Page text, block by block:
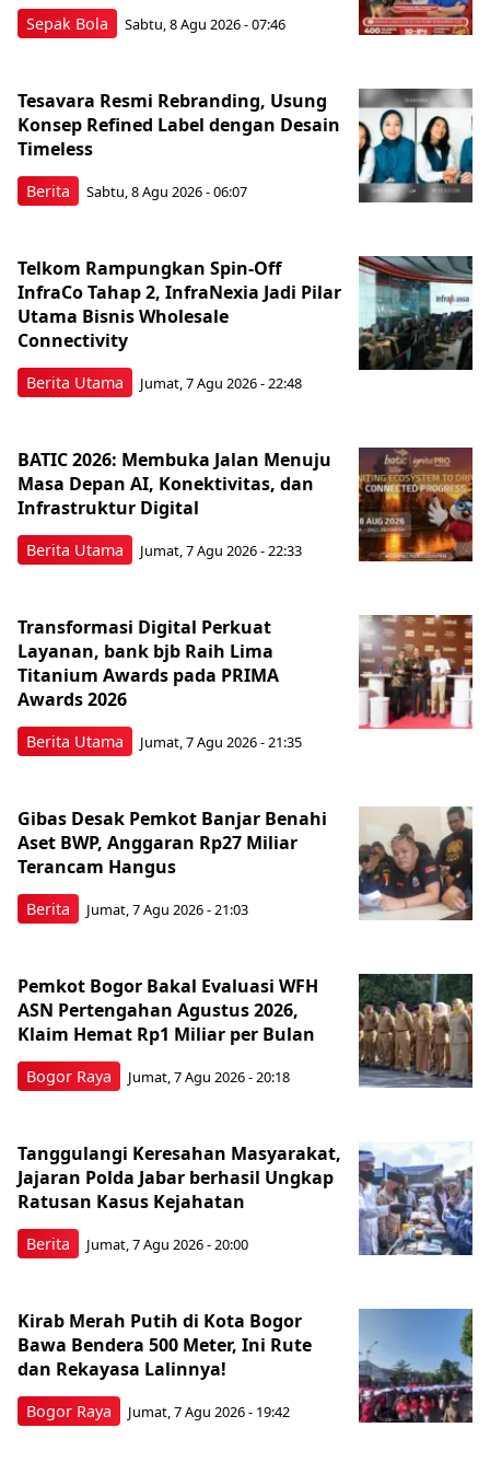
Sepak Bola Sabtu, 8 Agu 2026 - 07:46
Berita
Tesavara Resmi Rebranding, Usung
Konsep Refined Label dengan Desain
Timeless
Sabtu, 8 Agu 2026 - 06:07
Berita Utama
Telkom Rampungkan Spin-Off
InfraCo Tahap 2, InfraNexia Jadi Pilar
Utama Bisnis Wholesale
Connectivity
Jumat, 7 Agu 2026 - 22:48
Berita Utama
BATIC 2026: Membuka Jalan Menuju
Masa Depan AI, Konektivitas, dan
Infrastruktur Digital
Jumat, 7 Agu 2026 - 22:33
Berita Utama
Transformasi Digital Perkuat
Layanan, bank bjb Raih Lima
Titanium Awards pada PRIMA
Awards 2026
Jumat, 7 Agu 2026 - 21:35
Berita
Gibas Desak Pemkot Banjar Benahi
Aset BWP, Anggaran Rp27 Miliar
Terancam Hangus
Jumat, 7 Agu 2026 - 21:03
Bogor Raya
Pemkot Bogor Bakal Evaluasi WFH
ASN Pertengahan Agustus 2026,
Klaim Hemat Rp1 Miliar per Bulan
Jumat, 7 Agu 2026 - 20:18
Berita
Tanggulangi Keresahan Masyarakat,
Jajaran Polda Jabar berhasil Ungkap
Ratusan Kasus Kejahatan
Jumat, 7 Agu 2026 - 20:00
Bogor Raya
Kirab Merah Putih di Kota Bogor
Bawa Bendera 500 Meter, Ini Rute
dan Rekayasa Lalinnya!
Jumat, 7 Agu 2026 - 19:42